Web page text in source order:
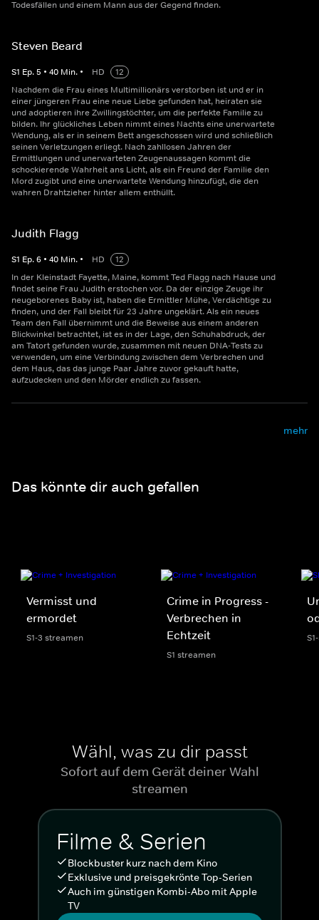
Todesfällen und einem Mann aus der Gegend finden.
Steven Beard
S1 Ep.5 • 40 Min. • HD
12
Nachdem die Frau eines Multimillionärs verstorben ist und er in
einer jüngeren Frau eine neue Liebe gefunden hat, heiraten sie
und adoptieren ihre Zwillingstöchter, um die perfekte Familie zu
bilden. Ihr glückliches Leben nimmt eines Nachts eine unerwartete
Wendung, als er in seinem Bett angeschossen wird und schließlich
seinen Verletzungen erliegt. Nach zahllosen Jahren der
Ermittlungen und unerwarteten Zeugenaussagen kommt die
schockierende Wahrheit ans Licht, als ein Freund der Familie den
Mord zugibt und eine unerwartete Wendung hinzufügt, die den
wahren Drahtzieher hinter allem enthüllt.
Judith Flagg
S1 Ep.6 • 40 Min. • HD
12
In der Kleinstadt Fayette, Maine, kommt Ted Flagg nach Hause und
findet seine Frau Judith erstochen vor. Da der einzige Zeuge ihr
neugeborenes Baby ist, haben die Ermittler Mühe, Verdächtige zu
finden, und der Fall bleibt für 23 Jahre ungeklärt. Als ein neues
Team den Fall übernimmt und die Beweise aus einem anderen
Blickwinkel betrachtet, ist es in der Lage, den Schuhabdruck, der
am Tatort gefunden wurde, zusammen mit neuen DNA-Tests zu
verwenden, um eine Verbindung zwischen dem Verbrechen und
dem Haus, das das junge Paar Jahre zuvor gekauft hatte,
aufzudecken und den Mörder endlich zu fassen.
mehr
Das könnte dir auch gefallen
Vermisst und
ermordet
S1-3 streamen
Crime in Progress -
Verbrechen in
Echtzeit
S1 streamen
Wähl, was zu dir passt
Sofort auf dem Gerät deiner Wahl
streamen
Filme & Serien
Blockbuster kurz nach dem Kino
Exklusive und preisgekrönte Top-Serien
Auch im günstigen Kombi-Abo mit Apple
TV